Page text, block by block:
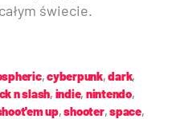
świecie.
,cyberpunk,dark,
n slash, indie, nintendo,
up,shooter,space,